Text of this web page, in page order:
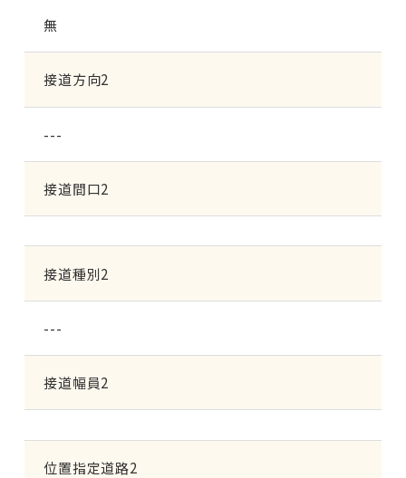
無
接道方向2
---
接道間口2
接道種別2
---
接道幅員2
位置指定道路2